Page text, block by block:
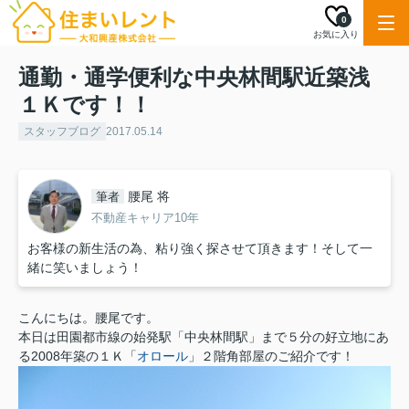
お気に入り
0
通勤・通学便利な中央林間駅近築浅
１Ｋです！！
スタッフブログ 2017.05.14
筆者 腰尾 将
不動産キャリア10年
お客様の新生活の為、粘り強く探させて頂きます！そして一
緒に笑いましょう！
こんにちは。腰尾です。
本日は田園都市線の始発駅「中央林間駅」まで５分の好立地にあ
る2008年築の１Ｋ「オロール 」２階角部屋のご紹介です！